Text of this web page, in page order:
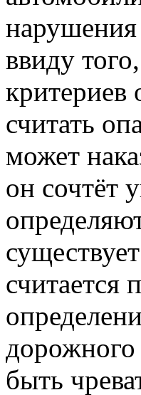
нарушения
ввиду
критериев
считать
может
он сочтёт
считается
быть